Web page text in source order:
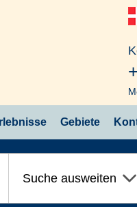
Gebiete
Suche ausweiten